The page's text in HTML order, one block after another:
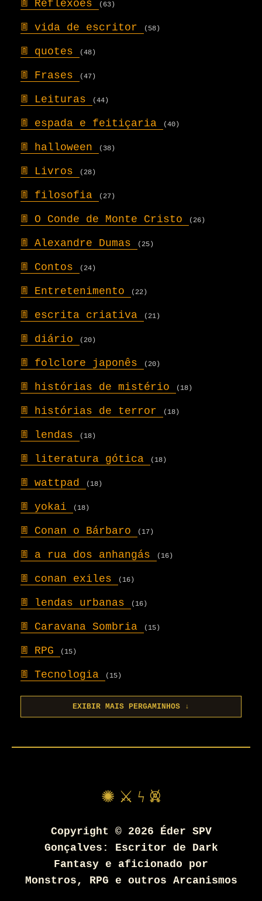
𖣍 Reflexões (63)
𖣍 vida de escritor (58)
𖣍 quotes (48)
𖣍 Frases (47)
𖣍 Leituras (44)
𖣍 espada e feitiçaria (40)
𖣍 halloween (38)
𖣍 Livros (28)
𖣍 filosofia (27)
𖣍 O Conde de Monte Cristo (26)
𖣍 Alexandre Dumas (25)
𖣍 Contos (24)
𖣍 Entretenimento (22)
𖣍 escrita criativa (21)
𖣍 diário (20)
𖣍 folclore japonês (20)
𖣍 histórias de mistério (18)
𖣍 histórias de terror (18)
𖣍 lendas (18)
𖣍 literatura gótica (18)
𖣍 wattpad (18)
𖣍 yokai (18)
𖣍 Conan o Bárbaro (17)
𖣍 a rua dos anhangás (16)
𖣍 conan exiles (16)
𖣍 lendas urbanas (16)
𖣍 Caravana Sombria (15)
𖣍 RPG (15)
𖣍 Tecnologia (15)
EXIBIR MAIS PERGAMINHOS ↓
✺ ⚔ ϟ 𖤙
Copyright © 2026 Éder SPV
Gonçalves: Escritor de Dark
Fantasy e aficionado por
Monstros, RPG e outros Arcanismos